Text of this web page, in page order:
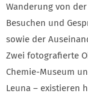
Wanderung von
Besuchen und
sowie der
Zwei fotografierte
Chemie-Museum
Leuna – existieren